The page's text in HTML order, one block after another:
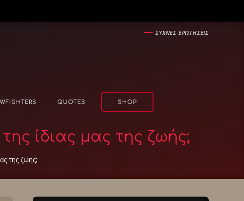
―ΣΥΧΝΕΣ ΕΡΩΤΗΣΕΙΣ
QUOTES SHOP
της ίδιας μας της ζωής;
της ζωής;